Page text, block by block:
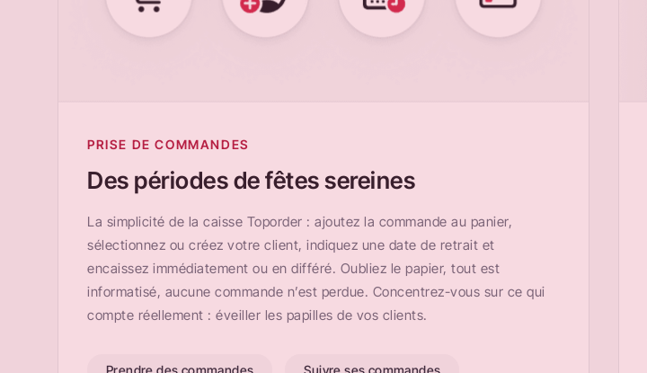
PRISE DE COMMANDES
Des périodes de fêtes sereines
La simplicité de la caisse Toporder : ajoutez la commande au panier,
sélectionnez ou créez votre client, indiquez une date de retrait et
encaissez immédiatement ou en différé. Oubliez le papier, tout est
informatisé, aucune commande n’est perdue. Concentrez-vous sur ce qui
compte réellement : éveiller les papilles de vos clients.
Prendre des commandes Suivre ses commandes